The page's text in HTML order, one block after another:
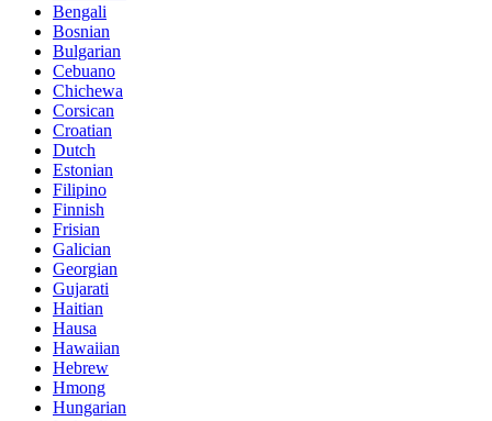
Bengali
Bosnian
Bulgarian
Cebuano
Chichewa
Corsican
Croatian
Dutch
Estonian
Filipino
Finnish
Frisian
Galician
Georgian
Gujarati
Haitian
Hausa
Hawaiian
Hebrew
Hmong
Hungarian